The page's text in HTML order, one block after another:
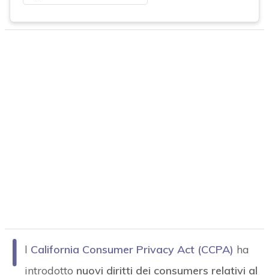
I l California Consumer Privacy Act (CCPA) ha
introdotto nuovi diritti dei consumers relativi al